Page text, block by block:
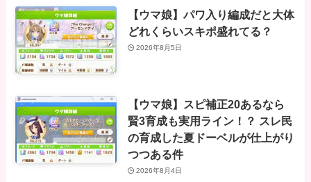
【ウマ娘】パワ入り編成だと大体
どれくらいスキポ盛れてる？
2026年8月5日
【ウマ娘】スピ補正20あるなら
賢3育成も実用ライン！？ スレ民
の育成した夏ドーベルが仕上がり
つつある件
2026年8月4日